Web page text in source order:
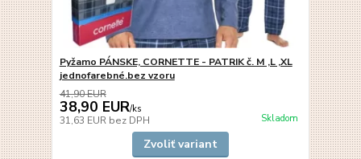
Pyžamo PÁNSKE, CORNETTE - PATRIK č. M ,L ,XL
jednofarebné.bez vzoru
41,90 EUR
38,90 EUR/ks
31,63 EUR bez DPH Skladom
Zvoliť variant